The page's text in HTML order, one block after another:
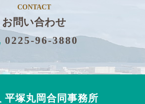
CONTACT
お問い合わせ
0225-96-3880
平塚丸岡合同事務所